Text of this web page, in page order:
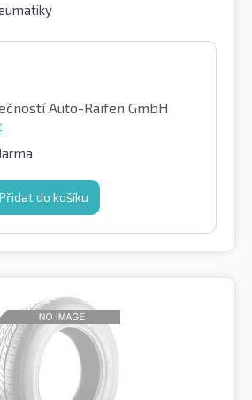
Auto-Raifen GmbH
Přidat do košíku